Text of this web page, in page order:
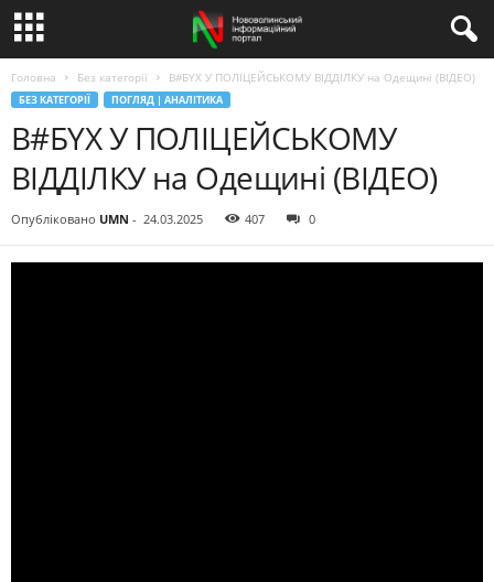
Головна Без категорії В#БYХ У ПОЛІЦЕЙСЬКОМУ ВІДДІЛКУ на Одещині (ВІДЕО)
БЕЗ КАТЕГОРІЇ ПОГЛЯД | АНАЛІТИКА
В#БYХ У ПОЛІЦЕЙСЬКОМУ
ВІДДІЛКУ на Одещині (ВІДЕО)
Опубліковано UMN - 24.03.2025 407 0